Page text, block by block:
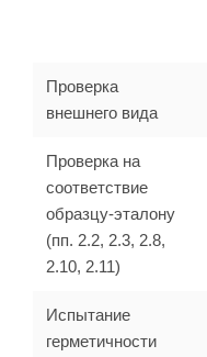
Проверка
внешнего вида
Проверка на
соответствие
образцу-эталону
(пп. 2.2, 2.3, 2.8,
2.10, 2.11)
Испытание
герметичности